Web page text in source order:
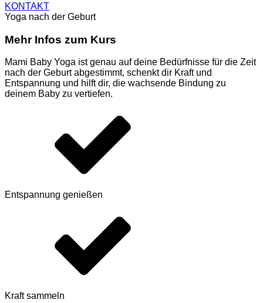
KONTAKT
Yoga nach der Geburt
Mehr Infos zum Kurs
Mami Baby Yoga ist genau auf deine Bedürfnisse für die Zeit
nach der Geburt abgestimmt, schenkt dir Kraft und
Entspannung und hilft dir, die wachsende Bindung zu
deinem Baby zu vertiefen.
Entspannung genießen
Kraft sammeln